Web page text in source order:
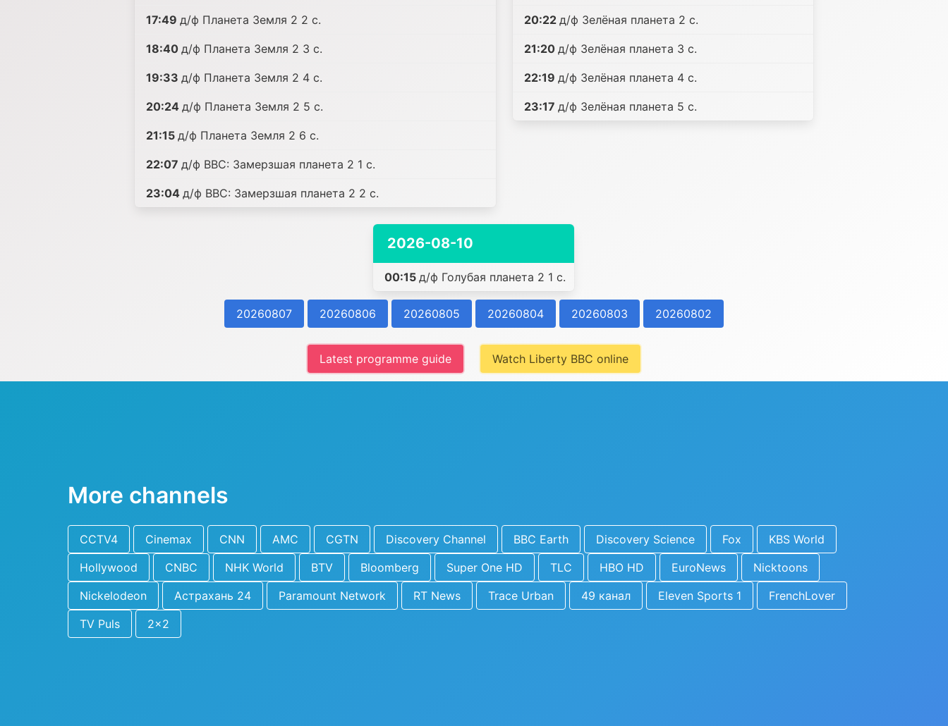
17:49 д/ф Планета Земля 2 2 с.
18:40 д/ф Планета Земля 2 3 с.
19:33 д/ф Планета Земля 2 4 с.
20:24 д/ф Планета Земля 2 5 с.
21:15 д/ф Планета Земля 2 6 с.
22:07 д/ф BBC: Замерзшая планета 2 1 с.
23:04 д/ф BBC: Замерзшая планета 2 2 с.
20:22 д/ф Зелёная планета 2 с.
21:20 д/ф Зелёная планета 3 с.
22:19 д/ф Зелёная планета 4 с.
23:17 д/ф Зелёная планета 5 с.
2026-08-10
00:15 д/ф Голубая планета 2 1 с.
20260807 20260806 20260805 20260804 20260803 20260802
Latest programme guide Watch Liberty BBC online
More channels
CCTV4 Cinemax CNN AMC CGTN Discovery Channel BBC Earth Discovery Science Fox
KBS World
Hollywood
CNBC NHK World BTV Bloomberg Super One HD TLC HBO HD EuroNews
Nicktoons
Nickelodeon
Астрахань 24 Paramount Network RT News Trace Urban 49 канал Eleven Sports 1
FrenchLover
TV Puls
2x2